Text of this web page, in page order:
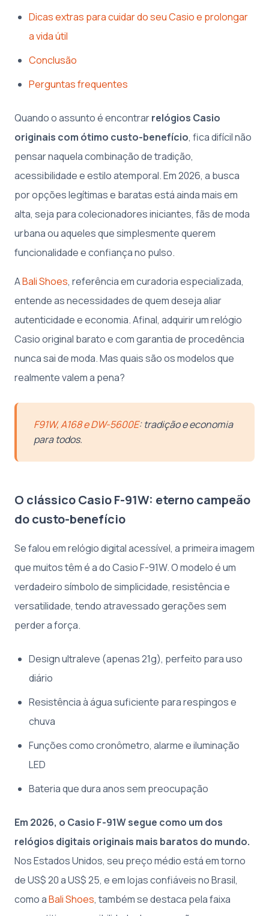
Dicas extras para cuidar do seu Casio e prolongar
a vida útil
Conclusão
Perguntas frequentes
Quando o assunto é encontrarrelógios Casio
originais com ótimo custo-benefício, fica difícil não
pensar naquela combinação de tradição,
acessibilidade e estilo atemporal. Em 2026, a busca
por opções legítimas e baratas está ainda mais em
alta, seja para colecionadores iniciantes, fãs de moda
urbana ou aqueles que simplesmente querem
funcionalidade e confiança no pulso.
ABali Shoes, referência em curadoria especializada,
entende as necessidades de quem deseja aliar
autenticidade e economia. Afinal, adquirir um relógio
Casio original barato e com garantia de procedência
nunca sai de moda. Mas quais são os modelos que
realmente valem a pena?
F91W, A168 e DW-5600E: tradição e economia
para todos.
O clássico Casio F-91W: eterno campeão
do custo-benefício
Se falou em relógio digital acessível, a primeira imagem
que muitos têm é a do Casio F-91W. O modelo é um
verdadeiro símbolo de simplicidade, resistência e
versatilidade, tendo atravessado gerações sem
perder a força.
Design ultraleve (apenas 21g), perfeito para uso
diário
Resistência à água suficiente para respingos e
chuva
Funções como cronômetro, alarme e iluminação
LED
Bateria que dura anos sem preocupação
Em 2026, o Casio F-91W segue como um dos
relógios digitais originais mais baratos do mundo.
Nos Estados Unidos, seu preço médio está em torno
de US$ 20 a US$ 25, e em lojas confiáveis no Brasil,
como aBali Shoes, também se destaca pela faixa